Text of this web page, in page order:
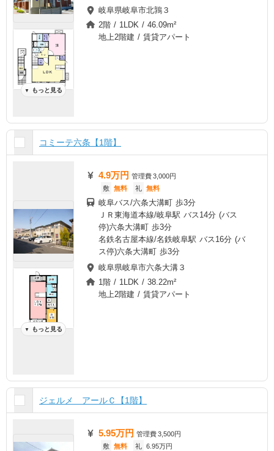
▼ もっと見る
岐阜県岐阜市北鶉３
2階 / 1LDK / 46.09m²
地上2階建 / 賃貸アパート
コミーテ六条【1階】
▼ もっと見る
4.9万円 管理費3,000円
敷 無料 礼 無料
岐阜バス/六条大溝町 歩3分
ＪＲ東海道本線/岐阜駅 バス14分 (バス
停)六条大溝町 歩3分
名鉄名古屋本線/名鉄岐阜駅 バス16分 (バ
ス停)六条大溝町 歩3分
岐阜県岐阜市六条大溝３
1階 / 1LDK / 38.22m²
地上2階建 / 賃貸アパート
ジェルメ アールＣ【1階】
5.95万円 管理費3,500円
敷 無料 礼 6.95万円